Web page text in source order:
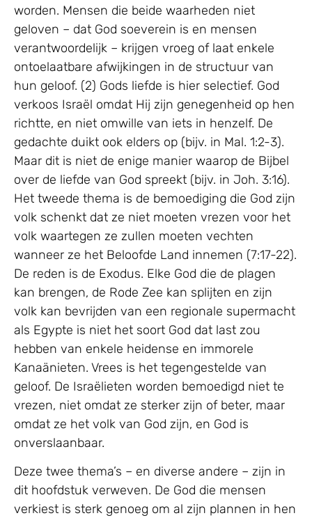
worden. Mensen die beide waarheden niet
geloven – dat God soeverein is en mensen
verantwoordelijk – krijgen vroeg of laat enkele
ontoelaatbare afwijkingen in de structuur van
hun geloof. (2) Gods liefde is hier selectief. God
verkoos Israël omdat Hij zijn genegenheid op hen
richtte, en niet omwille van iets in henzelf. De
gedachte duikt ook elders op (bijv. in Mal. 1:2-3).
Maar dit is niet de enige manier waarop de Bijbel
over de liefde van God spreekt (bijv. in Joh. 3:16).
Het tweede thema is de bemoediging die God zijn
volk schenkt dat ze niet moeten vrezen voor het
volk waartegen ze zullen moeten vechten
wanneer ze het Beloofde Land innemen (7:17-22).
De reden is de Exodus. Elke God die de plagen
kan brengen, de Rode Zee kan splijten en zijn
volk kan bevrijden van een regionale supermacht
als Egypte is niet het soort God dat last zou
hebben van enkele heidense en immorele
Kanaänieten. Vrees is het tegengestelde van
geloof. De Israëlieten worden bemoedigd niet te
vrezen, niet omdat ze sterker zijn of beter, maar
omdat ze het volk van God zijn, en God is
onverslaanbaar.
Deze twee thema’s – en diverse andere – zijn in
dit hoofdstuk verweven. De God die mensen
verkiest is sterk genoeg om al zijn plannen in hen